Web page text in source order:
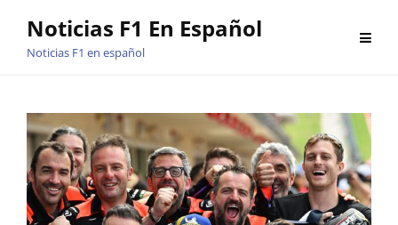
Noticias F1 En Español
Noticias F1 en español